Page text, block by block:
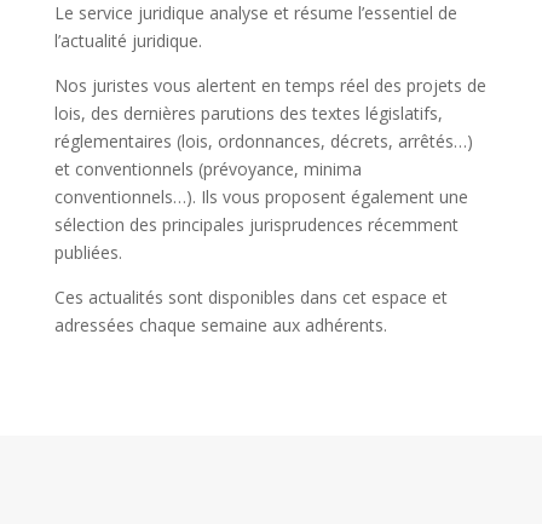
Le service juridique analyse et résume l’essentiel de
l’actualité juridique.
Nos juristes vous alertent en temps réel des projets de
lois, des dernières parutions des textes législatifs,
réglementaires (lois, ordonnances, décrets, arrêtés…)
et conventionnels (prévoyance, minima
conventionnels…). Ils vous proposent également une
sélection des principales jurisprudences récemment
publiées.
Ces actualités sont disponibles dans cet espace et
adressées chaque semaine aux adhérents.